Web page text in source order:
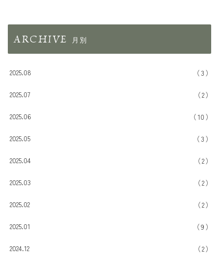
ARCHIVE
2025.08 3
2025.07 2
2025.06 10
2025.05 3
2025.04 2
2025.03 2
2025.02 2
2025.01 9
2024.12 2